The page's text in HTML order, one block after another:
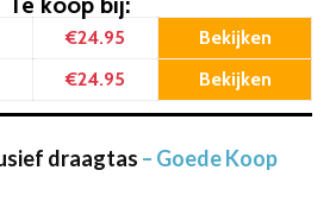
€24.95 Bekijken
€24.95 Bekijken
draagtas – Goede Koop